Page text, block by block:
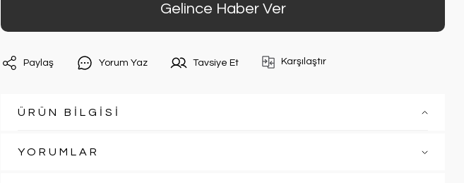
Gelince Haber Ver
Paylaş Yorum Yaz Tavsiye Et Karşılaştır
ÜRÜN BİLGİSİ
YORUMLAR